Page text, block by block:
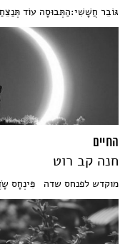
גּוֹבֵר חֲשָׁשִׁי:הַתְּבוּסָה עוֹד
החיים
חנה קב רוט
מוקדש לפנחס שדה פִּינְחָס